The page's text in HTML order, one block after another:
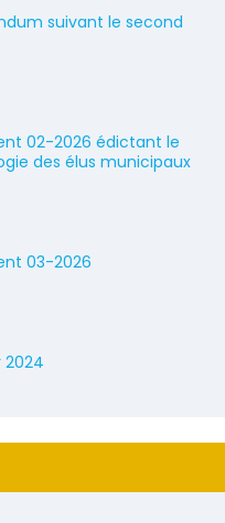
suivant le second
02-2026 édictant le
des élus municipaux
03-2026
2024